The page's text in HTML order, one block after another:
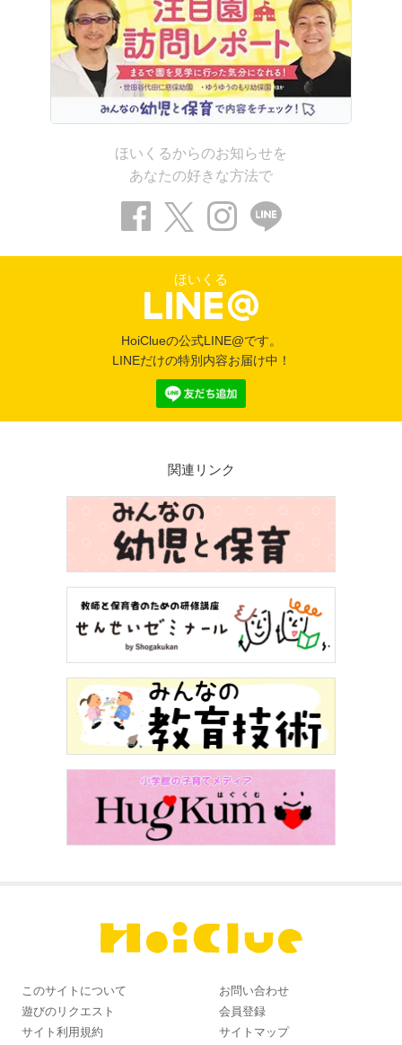
ほいくるからのお知らせを
あなたの好きな方法で
ほいくる
HoiClueの公式LINE@です。
LINEだけの特別内容お届け中！
関連リンク
このサイトについて
お問い合わせ
遊びのリクエスト
会員登録
サイト利用規約
サイトマップ